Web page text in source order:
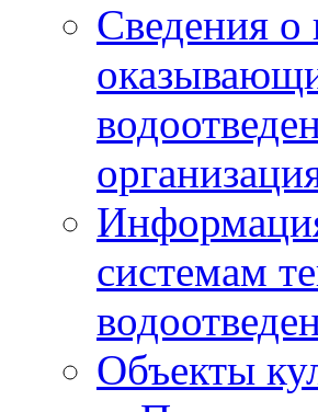
Сведения о
системам
Объекты